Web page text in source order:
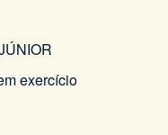
exercício